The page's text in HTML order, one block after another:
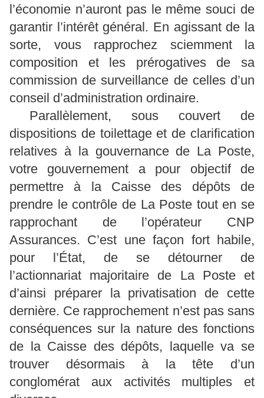
l’économie n’auront pas le même souci de
garantir l’intérêt général. En agissant de la
sorte, vous rapprochez sciemment la
composition et les prérogatives de sa
commission de surveillance de celles d’un
conseil d’administration ordinaire.
Parallèlement, sous couvert de
dispositions de toilettage et de clarification
relatives à la gouvernance de La Poste,
votre gouvernement a pour objectif de
permettre à la Caisse des dépôts de
prendre le contrôle de La Poste tout en se
rapprochant de l’opérateur CNP
Assurances. C’est une façon fort habile,
pour l’État, de se détourner de
l’actionnariat majoritaire de La Poste et
d’ainsi préparer la privatisation de cette
dernière. Ce rapprochement n’est pas sans
conséquences sur la nature des fonctions
de la Caisse des dépôts, laquelle va se
trouver désormais à la tête d’un
conglomérat aux activités multiples et